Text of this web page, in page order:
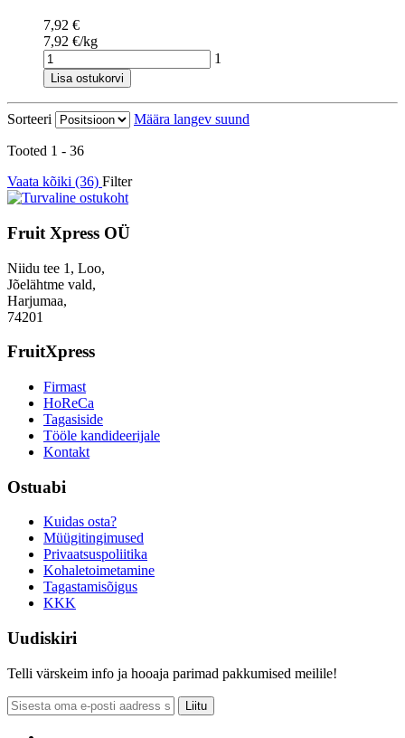
7,92 €
7,92 €/kg
1
Lisa ostukorvi
Sorteeri Määra langev suund
Tooted 1 - 36
Vaata kõiki (36) Filter
Fruit Xpress OÜ
Niidu tee 1, Loo,
Jõelähtme vald,
Harjumaa,
74201
FruitXpress
Firmast
HoReCa
Tagasiside
Tööle kandideerijale
Kontakt
Ostuabi
Kuidas osta?
Müügitingimused
Privaatsuspoliitika
Kohaletoimetamine
Tagastamisõigus
KKK
Uudiskiri
Telli värskeim info ja hooaja parimad pakkumised meilile!
Liitu